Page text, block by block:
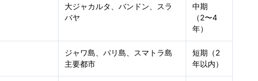
大ジャカルタ、バンドン、スラ
バヤ
中期
（2〜4
年）
ジャワ島、バリ島、スマトラ島
主要都市
短期（2
年以内）